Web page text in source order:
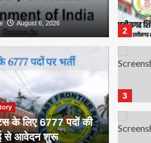
वन
का तबादला
August 6, 2026
के लिए 6777 पदों की
से आवेदन शुरू
2
3